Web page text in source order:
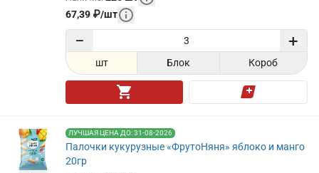
67,39 ₽/шт
− +
шт Блок Короб
ЛУЧШАЯ ЦЕНА ДО: 31-08-2026
Палочки кукурузные «ФрутоНяня» яблоко и манго
20гр